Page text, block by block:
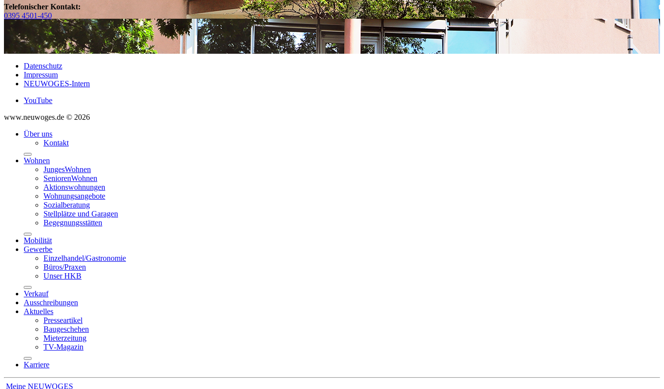
Telefonischer Kontakt:
0395 4501-450
Datenschutz
Impressum
NEUWOGES-Intern
YouTube
www.neuwoges.de © 2026
Über uns
Kontakt
Wohnen
JungesWohnen
SeniorenWohnen
Aktionswohnungen
Wohnungsangebote
Sozialberatung
Stellplätze und Garagen
Begegnungsstätten
Mobilität
Gewerbe
Einzelhandel/Gastronomie
Büros/Praxen
Unser HKB
Verkauf
Ausschreibungen
Aktuelles
Presseartikel
Baugeschehen
Mieterzeitung
TV-Magazin
Karriere
Meine NEUWOGES